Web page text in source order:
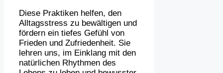
Diese Praktiken helfen, den
Alltagsstress zu bewältigen und
fördern ein tiefes Gefühl von
Frieden und Zufriedenheit. Sie
lehren uns, im Einklang mit den
natürlichen Rhythmen des